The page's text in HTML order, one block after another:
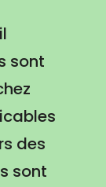
sont
des
sont